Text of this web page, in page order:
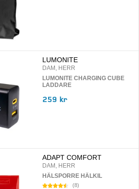
LUMONITE
DAM, HERR
LUMONITE CHARGING CUBE
LADDARE
259 kr
ADAPT COMFORT
DAM, HERR
HÄLSPORRE HÄLKIL
(8)